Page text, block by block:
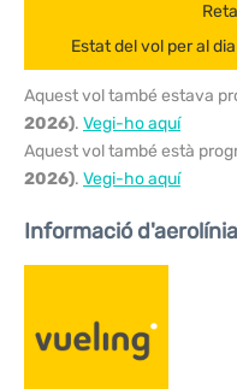
Estat del vol per al
Aquest vol també estava
2026). Vegi-ho aquí
Aquest vol també està
2026). Vegi-ho aquí
Informació d'aerolínia